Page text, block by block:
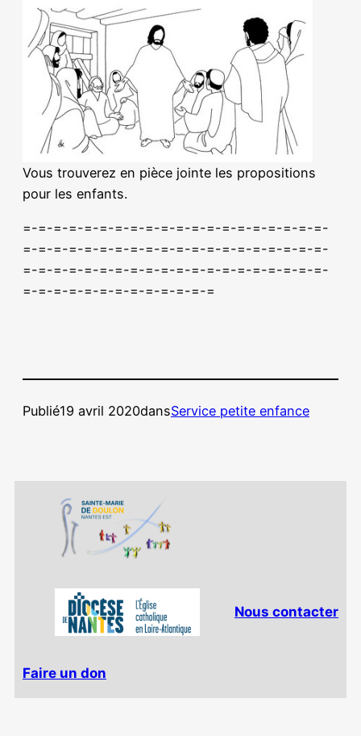
Vous trouverez en pièce jointe les propositions
pour les enfants.
=-=-=-=-=-=-=-=-=-=-=-=-=-=-=-=-=-=-=-=-
=-=-=-=-=-=-=-=-=-=-=-=-=-=-=-=-=-=-=-=-
=-=-=-=-=-=-=-=-=-=-=-=-=-=-=-=-=-=-=-=-
=-=-=-=-=-=-=-=-=-=-=-=-=
Publié19 avril 2020dansService petite enfance
Nous contacter
Faire un don